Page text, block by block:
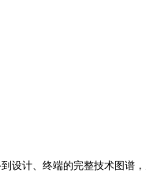
设计、终端的完整技术图谱